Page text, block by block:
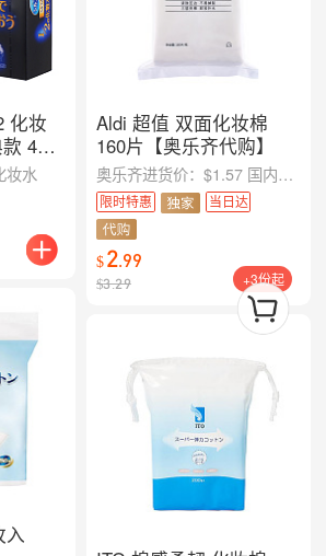
化妆
40
妆水
入
Aldi 超值 双面化妆棉
160片【奥乐齐代购】
奥乐齐进货价：$1.57 国内段物流运输费：$0.24 装箱和海运成本：$0.53 中国采购资金成本：$0.13 售价：$3.29 毛利率：约25%（覆盖澳洲房租水电，分拣配送，损耗和人事，以及运营产生的各项费用）
限时特惠 当日达
$2.99
$3.29 +3份起